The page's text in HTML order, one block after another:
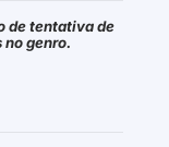
de tentativa de
genro.